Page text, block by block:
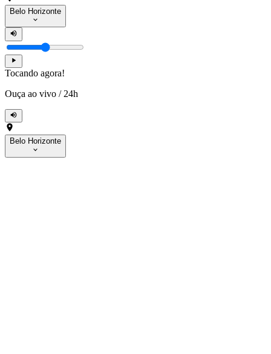
Belo Horizonte
Tocando agora!
Ouça ao vivo / 24h
Belo Horizonte